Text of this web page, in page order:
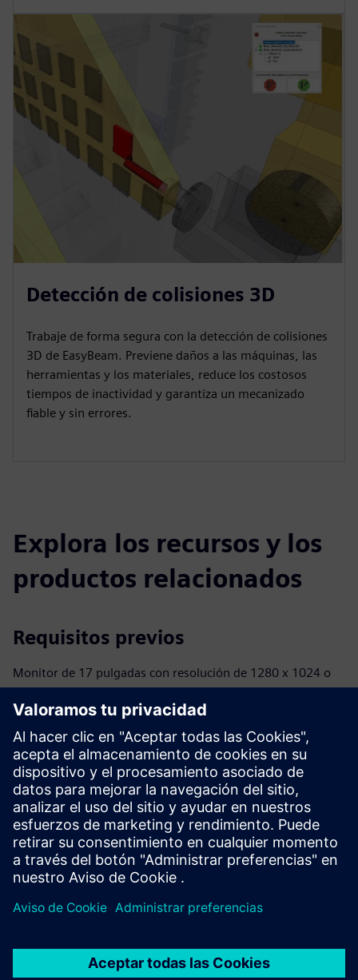
Detección de colisiones 3D
Trabaje de forma segura con la detección de colisiones
3D de EasyBeam. Previene daños a las máquinas, las
herramientas y los materiales, reduce los costosos
tiempos de inactividad y garantiza un mecanizado
fiable y sin errores.
Explora los recursos y los
productos relacionados
Requisitos previos
Monitor de 17 pulgadas con resolución de 1280 x 1024 o
con Full HD de 1920 x 1080
Procesador INTEL® Core™ i3 (o equivalente) de 32 o 64 bits
o INTEL® Core™ i7
40 GB disponibles en el disco duro o en el SSD
2 GB u 8 GB (o superior)
2 GB u 8 GB (o más) de RAM
40 GB disponibles en el disco duro o en la SSD
Se necesita conexión a Internet para la gestión de licencias
basada en la nube